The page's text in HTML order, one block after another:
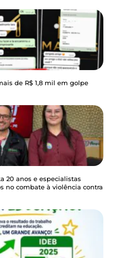
de R$ 1,8 mil em golpe
20 anos e especialistas
no combate à violência contra